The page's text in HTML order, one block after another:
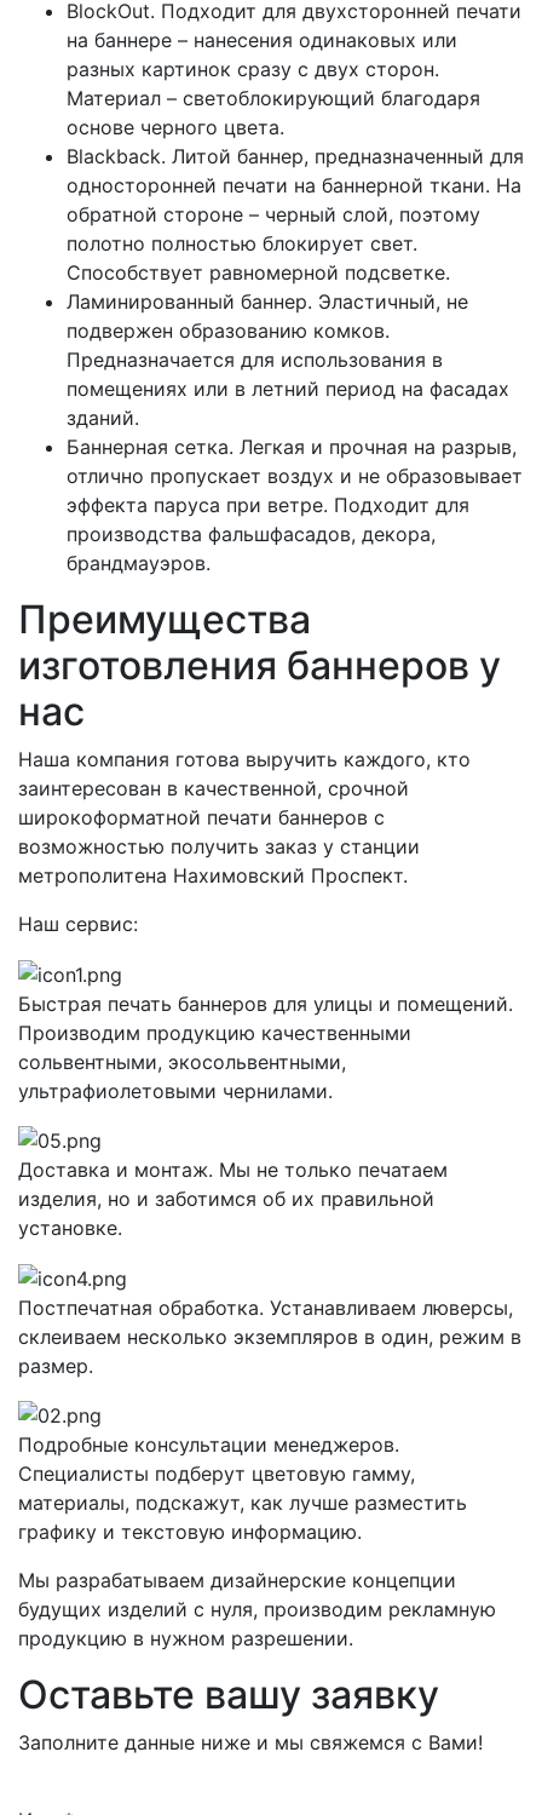
BlockOut. Подходит для двухсторонней печати
на баннере – нанесения одинаковых или
разных картинок сразу с двух сторон.
Материал – светоблокирующий благодаря
основе черного цвета.
Blackback. Литой баннер, предназначенный для
односторонней печати на баннерной ткани. На
обратной стороне – черный слой, поэтому
полотно полностью блокирует свет.
Способствует равномерной подсветке.
Ламинированный баннер. Эластичный, не
подвержен образованию комков.
Предназначается для использования в
помещениях или в летний период на фасадах
зданий.
Баннерная сетка. Легкая и прочная на разрыв,
отлично пропускает воздух и не образовывает
эффекта паруса при ветре. Подходит для
производства фальшфасадов, декора,
брандмауэров.
Преимущества
изготовления баннеров у
нас
Наша компания готова выручить каждого, кто
заинтересован в качественной, срочной
широкоформатной печати баннеров с
возможностью получить заказ у станции
метрополитена Нахимовский Проспект.
Наш сервис:
Быстрая печать баннеров для улицы и помещений.
Производим продукцию качественными
сольвентными, экосольвентными,
ультрафиолетовыми чернилами.
Доставка и монтаж. Мы не только печатаем
изделия, но и заботимся об их правильной
установке.
Постпечатная обработка. Устанавливаем люверсы,
склеиваем несколько экземпляров в один, режим в
размер.
Подробные консультации менеджеров.
Специалисты подберут цветовую гамму,
материалы, подскажут, как лучше разместить
графику и текстовую информацию.
Мы разрабатываем дизайнерские концепции
будущих изделий с нуля, производим рекламную
продукцию в нужном разрешении.
Оставьте вашу заявку
Заполните данные ниже и мы свяжемся с Вами!